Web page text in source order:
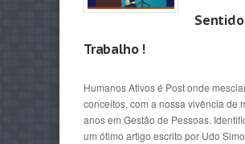
Trabalho !
Humanos Ativos é Post onde
conceitos, com a nossa vivência de
anos em Gestão de Pessoas.
um ótimo artigo escrito por Udo